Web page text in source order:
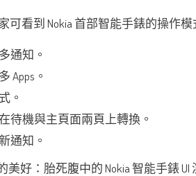
可看到 Nokia 首部智能手錶的操作
通知。
Apps。
。
待機與主頁面兩頁上轉換。
通知。